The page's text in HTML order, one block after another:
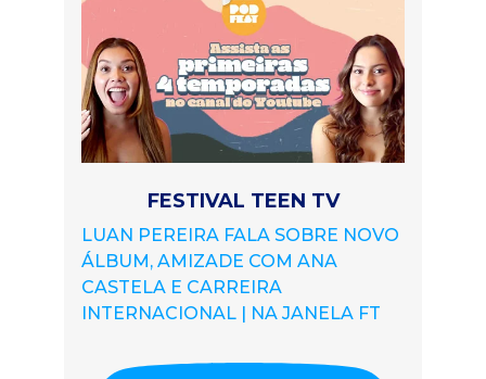
FESTIVAL TEEN TV
LUAN PEREIRA FALA SOBRE NOVO
ÁLBUM, AMIZADE COM ANA
CASTELA E CARREIRA
INTERNACIONAL | NA JANELA FT